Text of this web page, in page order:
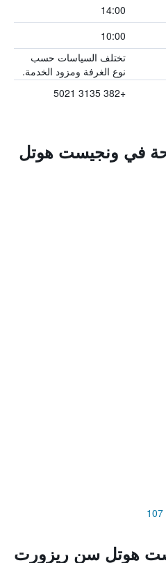
14:00
10:00
تختلف السياسات حسب
نوع الغرفة ومزود الخدمة.
+382 3135 5021
في ونجيست هوتل
هوتل سن ريزورت